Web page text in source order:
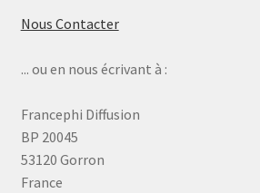
Nous Contacter
... ou en nous écrivant à :
Francephi Diffusion
BP 20045
53120 Gorron
France